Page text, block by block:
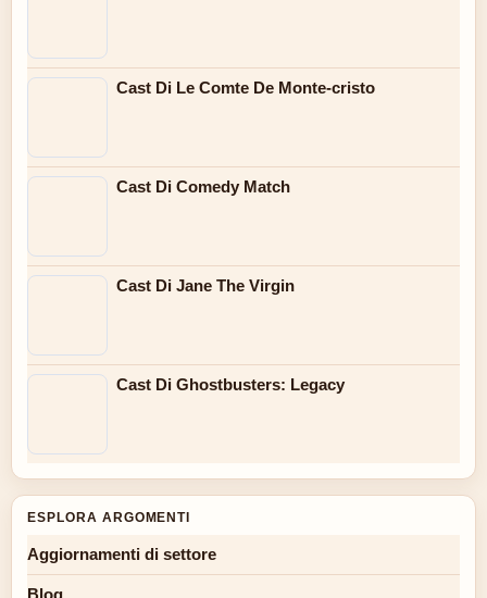
Cast Di Le Comte De Monte-cristo
Cast Di Comedy Match
Cast Di Jane The Virgin
Cast Di Ghostbusters: Legacy
ESPLORA ARGOMENTI
Aggiornamenti di settore